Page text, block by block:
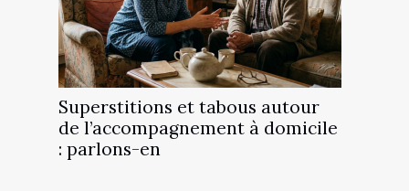
Superstitions et tabous autour
de l’accompagnement à domicile
: parlons-en